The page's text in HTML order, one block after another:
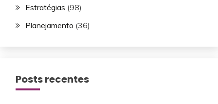
Estratégias (98)
Planejamento (36)
Posts recentes